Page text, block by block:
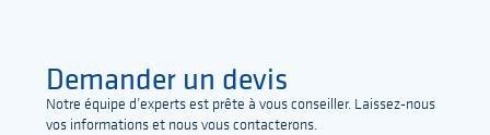
Demander un devis
Notre équipe d’experts est prête à vous conseiller. Laissez-nous
vos informations et nous vous contacterons.